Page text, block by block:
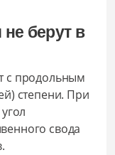
берут в
с продольным
степени. При
свода